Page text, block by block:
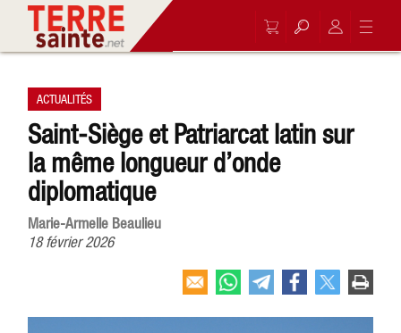
ACTUALITÉS
Saint-Siège et Patriarcat latin sur
la même longueur d’onde
diplomatique
Marie-Armelle Beaulieu
18 février 2026